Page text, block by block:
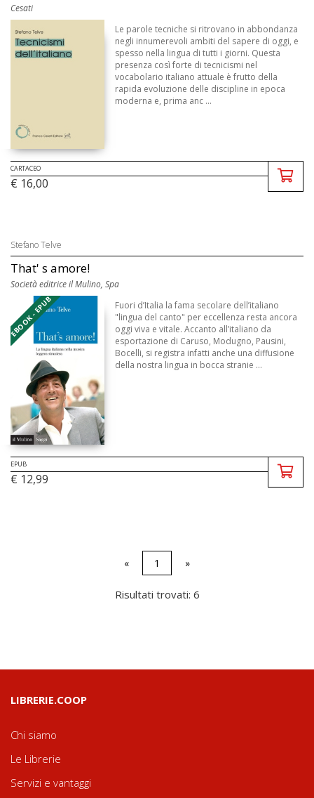
Cesati
Le parole tecniche si ritrovano in abbondanza
negli innumerevoli ambiti del sapere di oggi, e
spesso nella lingua di tutti i giorni. Questa
presenza così forte di tecnicismi nel
vocabolario italiano attuale è frutto della
rapida evoluzione delle discipline in epoca
moderna e, prima anc ...
CARTACEO
€ 16,00
Stefano Telve
That' s amore!
Società editrice il Mulino, Spa
EBOOK - EPUB
Fuori d’Italia la fama secolare dell’italiano
"lingua del canto" per eccellenza resta ancora
oggi viva e vitale. Accanto all’italiano da
esportazione di Caruso, Modugno, Pausini,
Bocelli, si registra infatti anche una diffusione
della nostra lingua in bocca stranie ...
EPUB
€ 12,99
« 1 »
Risultati trovati: 6
LIBRERIE.COOP
Chi siamo
Le Librerie
Servizi e vantaggi